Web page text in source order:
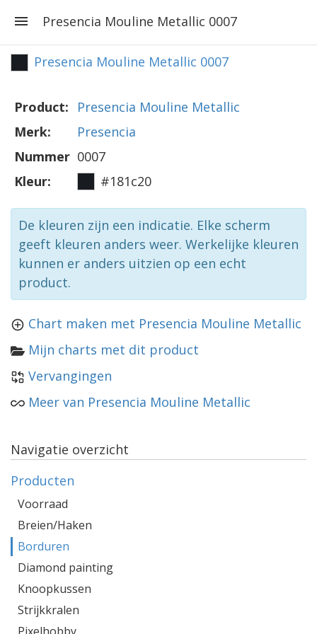
Presencia Mouline Metallic 0007
Presencia Mouline Metallic 0007
Product:
Presencia Mouline Metallic
Merk:
Presencia
Nummer 0007
Kleur:
#181c20
De kleuren zijn een indicatie. Elke scherm
geeft kleuren anders weer. Werkelijke kleuren
kunnen er anders uitzien op een echt
product.
Chart maken met Presencia Mouline Metallic
Mijn charts met dit product
Vervangingen
Meer van Presencia Mouline Metallic
Navigatie overzicht
Producten
Voorraad
Breien/Haken
Borduren
Diamond painting
Knoopkussen
Strijkkralen